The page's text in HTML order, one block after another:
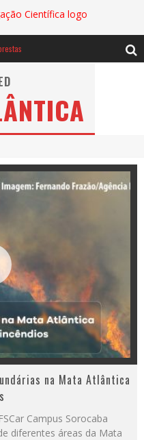
Baú de Histórias - A jamais imaginada aventura com os moinhos de vento
na Mata Atlântica
Campus Sorocaba
diferentes áreas da Mata